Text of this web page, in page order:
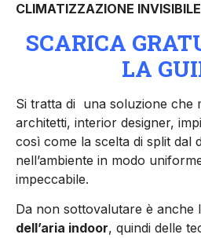
CLIMATIZZAZIONE INVISIBILE
SCARICA
LA
Si tratta di una soluzione che
architetti, interior designer,
così come la scelta di split dal
nell’ambiente in modo
impeccabile.
Da non sottovalutare è anche
dell’aria indoor, quindi delle